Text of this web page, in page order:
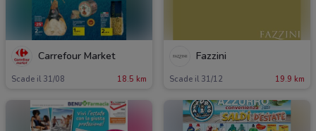
Carrefour Market
Scade il 31/08 18.5 km
Fazzini
Scade il 31/12 19.9 km